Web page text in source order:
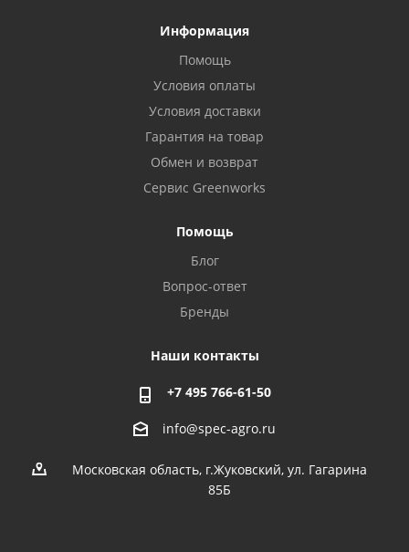
Информация
Помощь
Условия оплаты
Условия доставки
Гарантия на товар
Обмен и возврат
Сервис Greenworks
Помощь
Блог
Вопрос-ответ
Бренды
Наши контакты
+7 495 766-61-50
info@spec-agro.ru
Московская область, г.Жуковский, ул. Гагарина
85Б